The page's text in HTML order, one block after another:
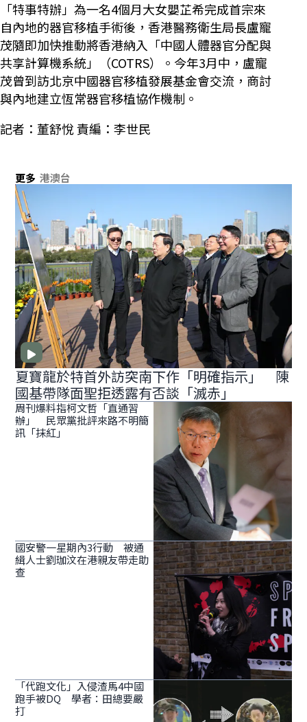
「特事特辦」為一名4個月大女嬰芷希完成首宗來
自內地的器官移植手術後，香港醫務衛生局長盧寵
茂隨即加快推動將香港納入「中國人體器官分配與
共享計算機系統」（COTRS）。今年3月中，盧寵
茂曾到訪北京中國器官移植發展基金會交流，商討
與內地建立恆常器官移植協作機制。
記者：董舒悅 責編：李世民
更多 港澳台
夏寶龍於特首外訪突南下作「明確指示」 陳
國基帶隊面聖拒透露有否談「滅赤」
周刊爆料指柯文哲「直通習
辦」 民眾黨批評來路不明簡
訊「抹紅」
國安警一星期內3行動 被通
緝人士劉珈汶在港親友帶走助
查
「代跑文化」入侵渣馬4中國
跑手被DQ 學者：田總要嚴
打